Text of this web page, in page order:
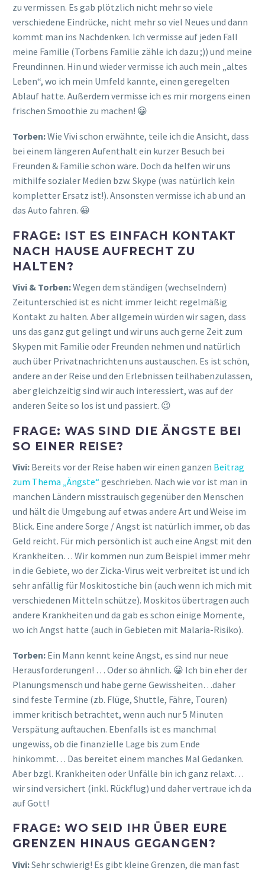
zu vermissen. Es gab plötzlich nicht mehr so viele
verschiedene Eindrücke, nicht mehr so viel Neues und dann
kommt man ins Nachdenken. Ich vermisse auf jeden Fall
meine Familie (Torbens Familie zähle ich dazu ;)) und meine
Freundinnen. Hin und wieder vermisse ich auch mein „altes
Leben“, wo ich mein Umfeld kannte, einen geregelten
Ablauf hatte. Außerdem vermisse ich es mir morgens einen
frischen Smoothie zu machen! 😀
Torben:Wie Vivi schon erwähnte, teile ich die Ansicht, dass
bei einem längeren Aufenthalt ein kurzer Besuch bei
Freunden & Familie schön wäre. Doch da helfen wir uns
mithilfe sozialer Medien bzw. Skype (was natürlich kein
kompletter Ersatz ist!). Ansonsten vermisse ich ab und an
das Auto fahren. 😀
FRAGE: IST ES EINFACH KONTAKT
NACH HAUSE AUFRECHT ZU
HALTEN?
Vivi & Torben:Wegen dem ständigen (wechselndem)
Zeitunterschied ist es nicht immer leicht regelmäßig
Kontakt zu halten. Aber allgemein würden wir sagen, dass
uns das ganz gut gelingt und wir uns auch gerne Zeit zum
Skypen mit Familie oder Freunden nehmen und natürlich
auch über Privatnachrichten uns austauschen. Es ist schön,
andere an der Reise und den Erlebnissen teilhabenzulassen,
aber gleichzeitig sind wir auch interessiert, was auf der
anderen Seite so los ist und passiert. 😉
FRAGE: WAS SIND DIE ÄNGSTE BEI
SO EINER REISE?
Vivi: Bereits vor der Reise haben wir einen ganzen Beitrag
zum Thema „Ängste“ geschrieben. Nach wie vor ist man in
manchen Ländern misstrauisch gegenüber den Menschen
und hält die Umgebung auf etwas andere Art und Weise im
Blick. Eine andere Sorge / Angst ist natürlich immer, ob das
Geld reicht. Für mich persönlich ist auch eine Angst mit den
Krankheiten… Wir kommen nun zum Beispiel immer mehr
in die Gebiete, wo der Zicka-Virus weit verbreitet ist und ich
sehr anfällig für Moskitostiche bin (auch wenn ich mich mit
verschiedenen Mitteln schütze). Moskitos übertragen auch
andere Krankheiten und da gab es schon einige Momente,
wo ich Angst hatte (auch in Gebieten mit Malaria-Risiko).
Torben: Ein Mann kennt keine Angst, es sind nur neue
Herausforderungen! … Oder so ähnlich. 😀 Ich bin eher der
Planungsmensch und habe gerne Gewissheiten…daher
sind feste Termine (zb. Flüge, Shuttle, Fähre, Touren)
immer kritisch betrachtet, wenn auch nur 5 Minuten
Verspätung auftauchen. Ebenfalls ist es manchmal
ungewiss, ob die finanzielle Lage bis zum Ende
hinkommt… Das bereitet einem manches Mal Gedanken.
Aber bzgl. Krankheiten oder Unfälle bin ich ganz relaxt…
wir sind versichert (inkl. Rückflug) und daher vertraue ich da
auf Gott!
FRAGE: WO SEID IHR ÜBER EURE
GRENZEN HINAUS GEGANGEN?
Vivi:Sehr schwierig! Es gibt kleine Grenzen, die man fast